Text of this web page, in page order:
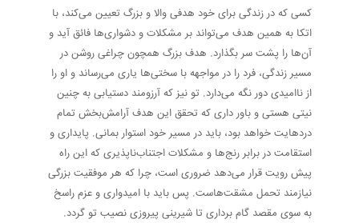
کسی که در زندگی برای خود هدفی والا و بزرگ تعیین می‌کند، با
اتکا به همین هدف می‌تواند بر مشکلات و دشواری‌ها فائق آید و
آن‌ها را پشت سر بگذارد. هدف بزرگ همچون چراغی روشن در
مسیر زندگی، فرد را در مواجهه با سختی‌ها یاری می‌رساند و او را
از ناامیدی دور نگه می‌دارد. تو نیز که آرزومند دستیابی به چنین
نیتی هستی و باور داری که تحقق این هدف آرامش‌بخش تمام
دردهایت خواهد بود، باید در مسیر خود استوار بمانی. پایداری و
استقامت در برابر رنج‌ها و مشکلات اجتناب‌ناپذیری که این راه
پیش رویت قرار می‌دهد ضروری است، چرا که هر موفقیت بزرگی
نیازمند تحمل مشقت‌هاست. پس باید با امیدواری و عزم راسخ
به سوی مقصد گام برداری تا شیرینی پیروزی نصیب تو گردد.